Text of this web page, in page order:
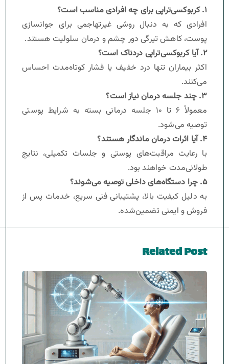
۱.کربوکسی‌تراپی برای چه افرادی مناسب است؟
افرادی که به دنبال روشی غیرتهاجمی برای جوانسازی
پوست، کاهش تیرگی دور چشم و درمان سلولیت هستند.
۲.آیا کربوکسی‌تراپی دردناک است؟
اکثر بیماران تنها درد خفیف یا فشار کوتاه‌مدت احساس
می‌کنند.
۳. چند جلسه درمان نیاز است؟
معمولاً ۶ تا ۱۰ جلسه درمانی بسته به شرایط پوستی
توصیه می‌شود.
۴.آیا اثرات درمان ماندگار هستند؟
با رعایت مراقبت‌های پوستی و جلسات تکمیلی، نتایج
طولانی‌مدت خواهند بود.
۵. چرا دستگاه‌های داخلی توصیه می‌شوند؟
به دلیل کیفیت بالا، پشتیبانی فنی سریع، خدمات پس از
فروش و ایمنی تضمین‌شده.
Related Post